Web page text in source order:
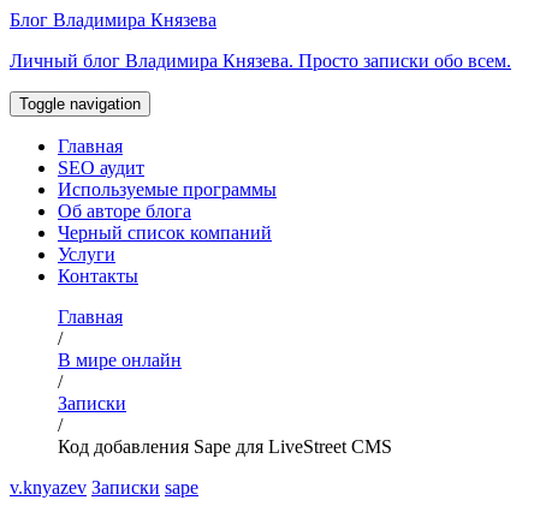
Перейти
содержимому
Блог Владимира Князева
Личный блог Владимира Князева. Просто записки обо всем.
Toggle navigation
Главная
SEO аудит
Используемые программы
Об авторе блога
Черный список компаний
Услуги
Контакты
Главная
/
В мире онлайн
/
Записки
/
Код добавления Sape для LiveStreet CMS
v.knyazev Записки sape